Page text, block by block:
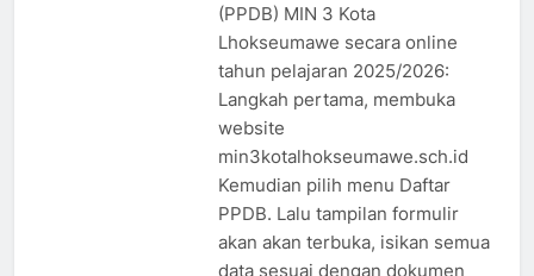
(PPDB) MIN 3 Kota
Lhokseumawe secara online
tahun pelajaran 2025/2026:
Langkah pertama, membuka
website
min3kotalhokseumawe.sch.id
Kemudian pilih menu Daftar
PPDB. Lalu tampilan formulir
akan akan terbuka, isikan semua
data sesuai dengan dokumen